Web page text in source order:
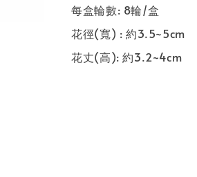
每盒輪數: 8輪/盒
花徑(寬) : 約3.5~5cm
花丈(高): 約3.2~4cm